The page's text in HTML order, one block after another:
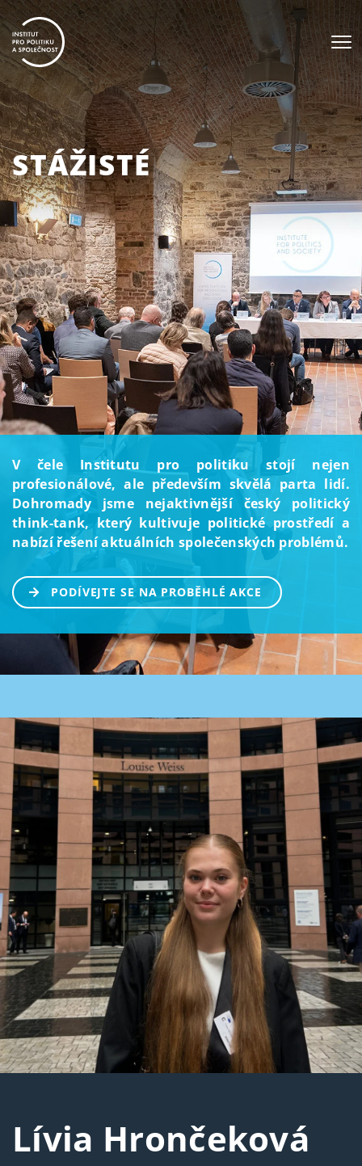
STÁŽISTÉ
V čele Institutu pro politiku stojí nejen
profesionálové, ale především skvělá parta lidí.
Dohromady jsme nejaktivnější český politický
think-tank, který kultivuje politické prostředí a
nabízí řešení aktuálních společenských problémů.
PODÍVEJTE SE NA PROBĚHLÉ AKCE
Lívia Hrončeková